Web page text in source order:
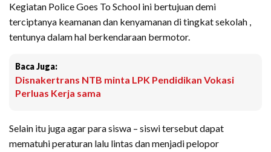
Kegiatan Police Goes To School ini bertujuan demi
terciptanya keamanan dan kenyamanan di tingkat sekolah ,
tentunya dalam hal berkendaraan bermotor.
Baca Juga:
Disnakertrans NTB minta LPK Pendidikan Vokasi
Perluas Kerja sama
Selain itu juga agar para siswa – siswi tersebut dapat
mematuhi peraturan lalu lintas dan menjadi pelopor